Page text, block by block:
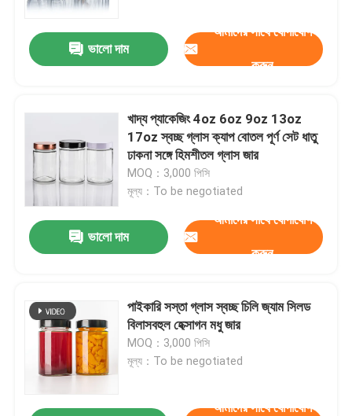
গৃহস্থালি গ্লাসওয়্যার
ভালো দাম
আমাদের সাথে যোগাযোগ
করুন
খাদ্য প্যাকেজিং 4oz 6oz 9oz 13oz
17oz স্বচ্ছ গ্লাস ক্যাপ বোতল পূর্ণ সেট ধাতু
ঢাকনা সঙ্গে হিমশীতল গ্লাস জার
MOQ：3,000 পিসি
মূল্য：To be negotiated
ভালো দাম
আমাদের সাথে যোগাযোগ
করুন
পাইকারি সস্তা গ্লাস স্বচ্ছ চিলি জ্যাম সিলড
বিলাসবহুল হেক্সাগন মধু জার
MOQ：3,000 পিসি
মূল্য：To be negotiated
আমাদের সাথে যোগাযোগ